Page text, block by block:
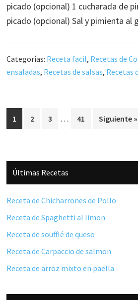
picado (opcional) 1 cucharada de
picado (opcional) Sal y pimienta
Categorías: Receta facil, Recetas de
ensaladas, Recetas de salsas, Recetas
Página
1 Página
2 Página
3
Páginas
… Página
41 Siguiente »
Barra
lateral
principal
Últimas Recetas
Receta de Chicharrones de Pollo
Receta de Spaghetti al limon
Receta de soufflé de queso
Receta de Carpaccio de salmon
Receta de arroz mixto en paella